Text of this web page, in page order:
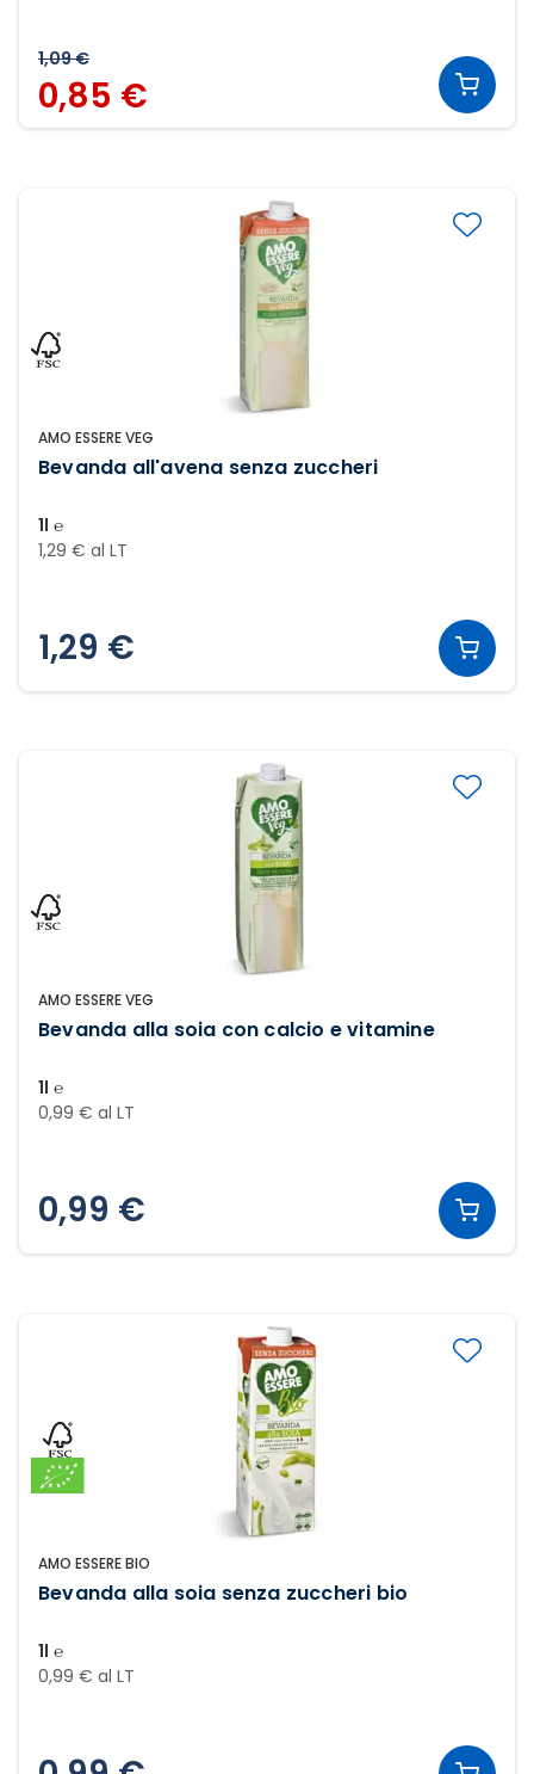
1,09 €
0,85 €
AMO ESSERE VEG
Bevanda all'avena senza zuccheri
1l ℮
1,29 € al LT
1,29 €
AMO ESSERE VEG
Bevanda alla soia con calcio e vitamine
1l ℮
0,99 € al LT
0,99 €
AMO ESSERE BIO
Bevanda alla soia senza zuccheri bio
1l ℮
0,99 € al LT